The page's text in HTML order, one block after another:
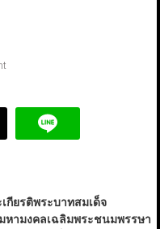
กียรติพระบาทสมเด็จ
หามงคลเฉลิมพระชนมพรรษา